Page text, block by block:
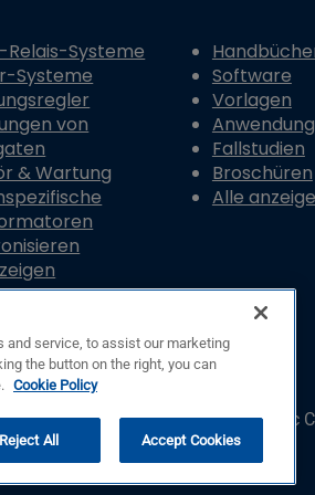
Relais-Systeme
Systeme
von
& Wartung
Software
Vorlagen
Fallstudien
Broschüren
Alle
© Copyright © Basler Electric
and service, to assist our marketing
the button on the right, you can
Cookie Policy
Reject All Accept Cookies